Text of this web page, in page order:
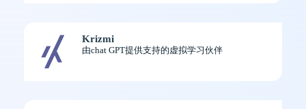
Krizmi
由chat GPT提供支持的虚拟学习伙伴